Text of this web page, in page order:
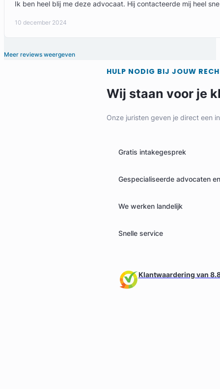
Ik ben heel blij me deze advocaat. Hij contacteerde mij heel
10 december 2024
Meer reviews weergeven
HULP NODIG BIJ JOUW
Wij staan voor je
Onze juristen geven je direct een
Gratis intakegesprek
Gespecialiseerde advocaten
We werken landelijk
Snelle service
Klantwaardering van